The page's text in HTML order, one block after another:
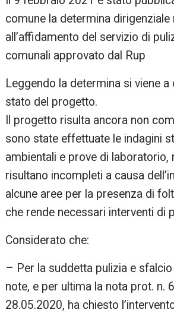
comune la determina dirigenziale
all’affidamento del servizio di
comunali approvato dal Rup
Leggendo la determina si viene
stato del progetto.
Il progetto risulta ancora non
sono state effettuate le indagini
ambientali e prove di laboratorio,
risultano incompleti a causa
alcune aree per la presenza di
che rende necessari interventi di
Considerato che:
– Per la suddetta pulizia e
note, e per ultima la nota prot. n.
28.05.2020, ha chiesto